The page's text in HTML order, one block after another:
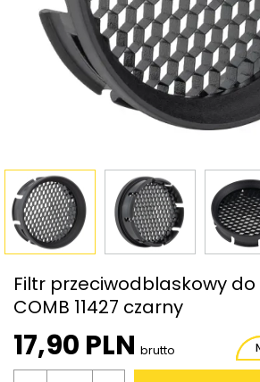
Filtr przeciwodblaskowy do
COMB 11427 czarny
17,90 PLN brutto